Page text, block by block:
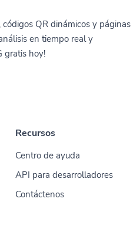
QR dinámicos y páginas
en tiempo real y
gratis hoy!
Recursos
Centro de ayuda
API para desarrolladores
Contáctenos